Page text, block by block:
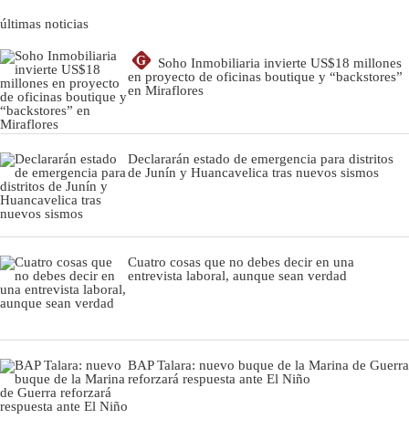
últimas noticias
G
Soho Inmobiliaria invierte US$18 millones
en proyecto de oficinas boutique y “backstores”
en Miraflores
Declararán estado de emergencia para distritos
de Junín y Huancavelica tras nuevos sismos
Cuatro cosas que no debes decir en una
entrevista laboral, aunque sean verdad
BAP Talara: nuevo buque de la Marina de Guerra
reforzará respuesta ante El Niño